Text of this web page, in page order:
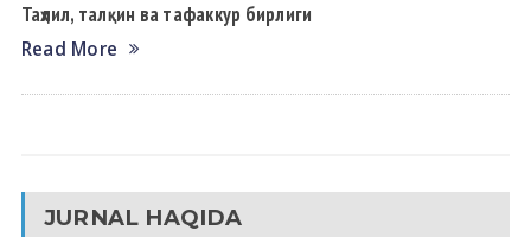
Таҳлил, талқин ва тафаккур бирлиги
Read More
JURNAL HAQIDA